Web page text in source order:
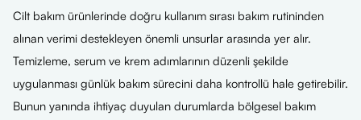
Cilt bakım ürünlerinde doğru kullanım sırası bakım rutininden
alınan verimi destekleyen önemli unsurlar arasında yer alır.
Temizleme, serum ve krem adımlarının düzenli şekilde
uygulanması günlük bakım sürecini daha kontrollü hale getirebilir.
Bunun yanında ihtiyaç duyulan durumlarda bölgesel bakım